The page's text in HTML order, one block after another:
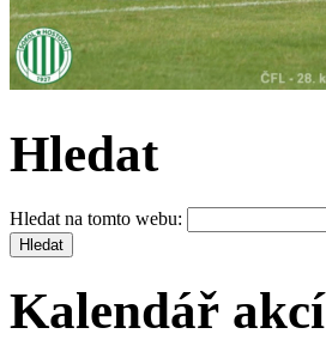
Hledat
Hledat na tomto webu:
Kalendář akcí